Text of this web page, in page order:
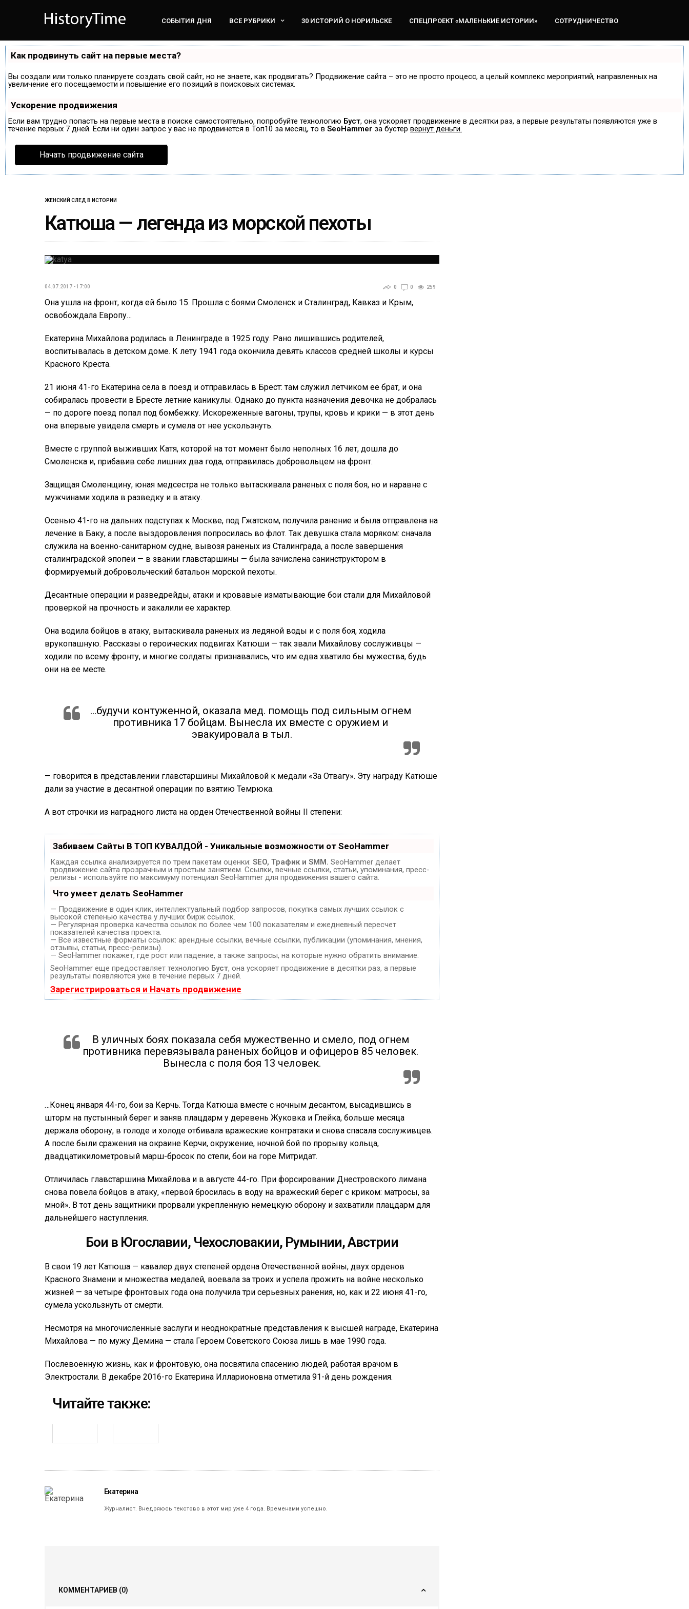
СОБЫТИЯ ДНЯ ВСЕ РУБРИКИ 30 ИСТОРИЙ О НОРИЛЬСКЕ СПЕЦПРОЕКТ «МАЛЕНЬКИЕ ИСТОРИИ» СОТРУДНИЧЕСТВО
Как продвинуть сайт на первые места?
Вы создали или только планируете создать свой сайт, но не знаете, как продвигать? Продвижение сайта – это не просто процесс, а целый комплекс мероприятий, направленных на
увеличение его посещаемости и повышение его позиций в поисковых системах.
Ускорение продвижения
Если вам трудно попасть на первые места в поиске самостоятельно, попробуйте технологию Буст, она ускоряет продвижение в десятки раз, а первые результаты появляются уже в
течение первых 7 дней. Если ни один запрос у вас не продвинется в Топ10 за месяц, то в SeoHammer за бустер вернут деньги.
Начать продвижение сайта
ЖЕНСКИЙ СЛЕД В ИСТОРИИ
Катюша — легенда из морской пехоты
04.07.2017 - 17:00 0 0 259
Она ушла на фронт, когда ей было 15. Прошла с боями Смоленск и Сталинград, Кавказ и Крым,
освобождала Европу…
Екатерина Михайлова родилась в Ленинграде в 1925 году. Рано лишившись родителей,
воспитывалась в детском доме. К лету 1941 года окончила девять классов средней школы и курсы
Красного Креста.
21 июня 41-го Екатерина села в поезд и отправилась в Брест: там служил летчиком ее брат, и она
собиралась провести в Бресте летние каникулы. Однако до пункта назначения девочка не добралась
— по дороге поезд попал под бомбежку. Искореженные вагоны, трупы, кровь и крики — в этот день
она впервые увидела смерть и сумела от нее ускользнуть.
Вместе с группой выживших Катя, которой на тот момент было неполных 16 лет, дошла до
Смоленска и, прибавив себе лишних два года, отправилась добровольцем на фронт.
Защищая Смоленщину, юная медсестра не только вытаскивала раненых с поля боя, но и наравне с
мужчинами ходила в разведку и в атаку.
Осенью 41-го на дальних подступах к Москве, под Гжатском, получила ранение и была отправлена на
лечение в Баку, а после выздоровления попросилась во флот. Так девушка стала моряком: сначала
служила на военно-санитарном судне, вывозя раненых из Сталинграда, а после завершения
сталинградской эпопеи — в звании главстаршины — была зачислена санинструктором в
формируемый добровольческий батальон морской пехоты.
Десантные операции и разведрейды, атаки и кровавые изматывающие бои стали для Михайловой
проверкой на прочность и закалили ее характер.
Она водила бойцов в атаку, вытаскивала раненых из ледяной воды и с поля боя, ходила
врукопашную. Рассказы о героических подвигах Катюши — так звали Михайлову сослуживцы —
ходили по всему фронту, и многие солдаты признавались, что им едва хватило бы мужества, будь
они на ее месте.
…будучи контуженной, оказала мед. помощь под сильным огнем
противника 17 бойцам. Вынесла их вместе с оружием и
эвакуировала в тыл.
— говорится в представлении главстаршины Михайловой к медали «За Отвагу». Эту награду Катюше
дали за участие в десантной операции по взятию Темрюка.
А вот строчки из наградного листа на орден Отечественной войны II степени:
Забиваем Сайты В ТОП КУВАЛДОЙ - Уникальные возможности от SeoHammer
Каждая ссылка анализируется по трем пакетам оценки: SEO, Трафик и SMM. SeoHammer делает
продвижение сайта прозрачным и простым занятием. Ссылки, вечные ссылки, статьи, упоминания, пресс-
релизы - используйте по максимуму потенциал SeoHammer для продвижения вашего сайта.
Что умеет делать SeoHammer
— Продвижение в один клик, интеллектуальный подбор запросов, покупка самых лучших ссылок с
высокой степенью качества у лучших бирж ссылок.
— Регулярная проверка качества ссылок по более чем 100 показателям и ежедневный пересчет
показателей качества проекта.
— Все известные форматы ссылок: арендные ссылки, вечные ссылки, публикации (упоминания, мнения,
отзывы, статьи, пресс-релизы).
— SeoHammer покажет, где рост или падение, а также запросы, на которые нужно обратить внимание.
SeoHammer еще предоставляет технологию Буст, она ускоряет продвижение в десятки раз, а первые
результаты появляются уже в течение первых 7 дней.
Зарегистрироваться и Начать продвижение
В уличных боях показала себя мужественно и смело, под огнем
противника перевязывала раненых бойцов и офицеров 85 человек.
Вынесла с поля боя 13 человек.
…Конец января 44-го, бои за Керчь. Тогда Катюша вместе с ночным десантом, высадившись в
шторм на пустынный берег и заняв плацдарм у деревень Жуковка и Глейка, больше месяца
держала оборону, в голоде и холоде отбивала вражеские контратаки и снова спасала сослуживцев.
А после были сражения на окраине Керчи, окружение, ночной бой по прорыву кольца,
двадцатикилометровый марш-бросок по степи, бои на горе Митридат.
Отличилась главстаршина Михайлова и в августе 44-го. При форсировании Днестровского лимана
снова повела бойцов в атаку, «первой бросилась в воду на вражеский берег с криком: матросы, за
мной». В тот день защитники прорвали укрепленную немецкую оборону и захватили плацдарм для
дальнейшего наступления.
Бои в Югославии, Чехословакии, Румынии, Австрии
В свои 19 лет Катюша — кавалер двух степеней ордена Отечественной войны, двух орденов
Красного Знамени и множества медалей, воевала за троих и успела прожить на войне несколько
жизней — за четыре фронтовых года она получила три серьезных ранения, но, как и 22 июня 41-го,
сумела ускользнуть от смерти.
Несмотря на многочисленные заслуги и неоднократные представления к высшей награде, Екатерина
Михайлова — по мужу Демина — стала Героем Советского Союза лишь в мае 1990 года.
Послевоенную жизнь, как и фронтовую, она посвятила спасению людей, работая врачом в
Электростали. В декабре 2016-го Екатерина Илларионовна отметила 91-й день рождения.
Читайте также:
Екатерина
Журналист. Внедряюсь текстово в этот мир уже 4 года. Временами успешно.
КОММЕНТАРИЕВ (0)